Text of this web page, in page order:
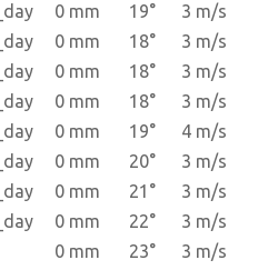
0 mm 19°
3 m/s
0 mm 18°
3 m/s
0 mm 18°
3 m/s
0 mm 18°
3 m/s
0 mm 19°
4 m/s
0 mm 20°
3 m/s
0 mm 21°
3 m/s
0 mm 22°
3 m/s
0 mm 23°
3 m/s